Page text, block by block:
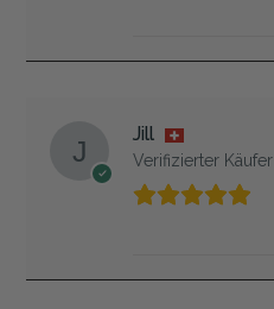
Jill
Verifizierter Käufer